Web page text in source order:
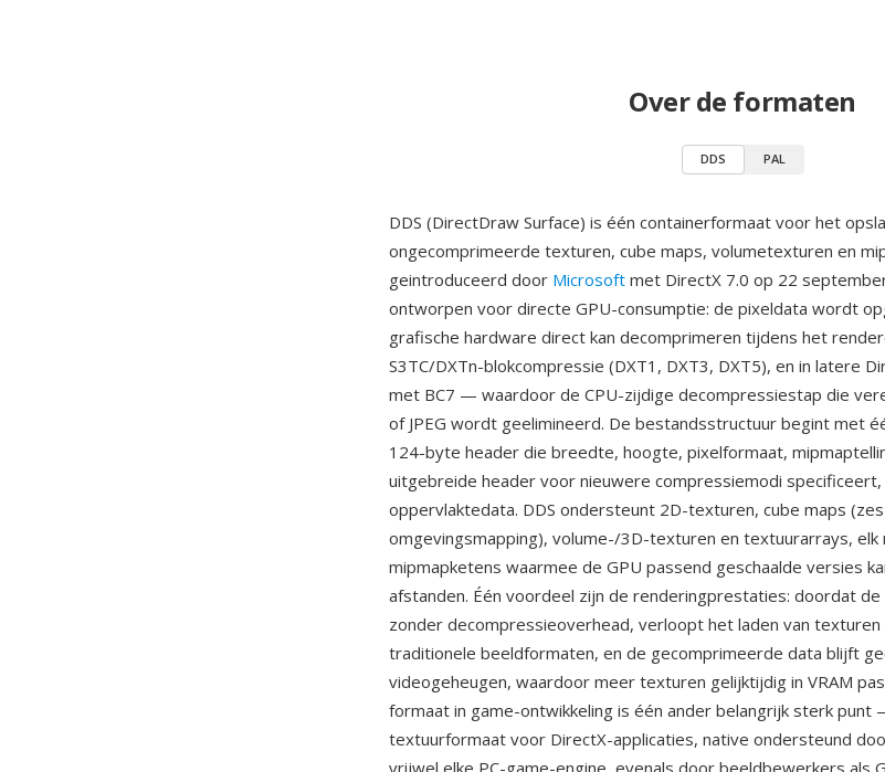
Over de formaten
DDS PAL
DDS (DirectDraw Surface) is één containerformaat voor het
ongecomprimeerde texturen, cube maps, volumetexturen en
geintroduceerd door Microsoft met DirectX 7.0 op 22
ontworpen voor directe GPU-consumptie: de pixeldata wordt
grafische hardware direct kan decomprimeren tijdens het
S3TC/DXTn-blokcompressie (DXT1, DXT3, DXT5), en in latere
met BC7 — waardoor de CPU-zijdige decompressiestap die
of JPEG wordt geelimineerd. De bestandsstructuur begint met
124-byte header die breedte, hoogte, pixelformaat,
uitgebreide header voor nieuwere compressiemodi
oppervlaktedata. DDS ondersteunt 2D-texturen, cube maps
omgevingsmapping), volume-/3D-texturen en textuurarrays,
mipmapketens waarmee de GPU passend geschaalde versies
afstanden. Één voordeel zijn de renderingprestaties: doordat
zonder decompressieoverhead, verloopt het laden van
traditionele beeldformaten, en de gecomprimeerde data blijft
videogeheugen, waardoor meer texturen gelijktijdig in VRAM
formaat in game-ontwikkeling is één ander belangrijk sterk punt
textuurformaat voor DirectX-applicaties, native ondersteund
vrijwel elke PC-game-engine, evenals door beeldbewerkers als